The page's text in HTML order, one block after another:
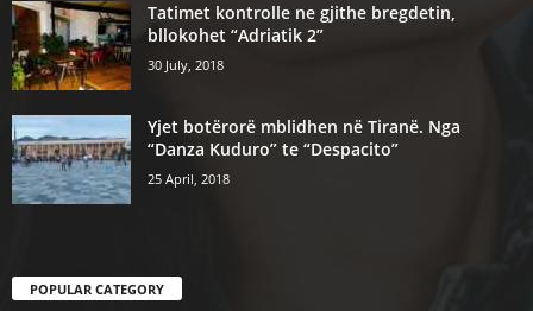
Tatimet kontrolle ne gjithe bregdetin,
bllokohet “Adriatik 2”
30 July, 2018
Yjet botërorë mblidhen në Tiranë. Nga
“Danza Kuduro” te “Despacito”
25 April, 2018
POPULAR CATEGORY